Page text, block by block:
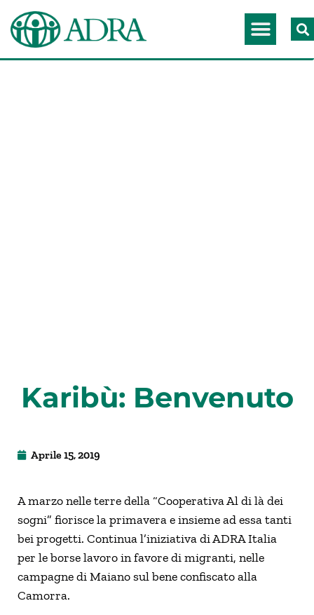
Karibù: Benvenuto
Aprile 15, 2019
A marzo nelle terre della “Cooperativa Al di là dei
sogni” fiorisce la primavera e insieme ad essa tanti
bei progetti. Continua l’iniziativa di ADRA Italia
per le borse lavoro in favore di migranti, nelle
campagne di Maiano sul bene confiscato alla
Camorra.